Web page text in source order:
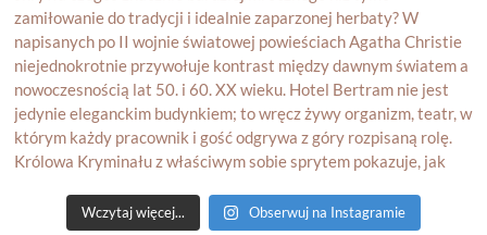
Wczytaj więcej... Obserwuj na Instagramie